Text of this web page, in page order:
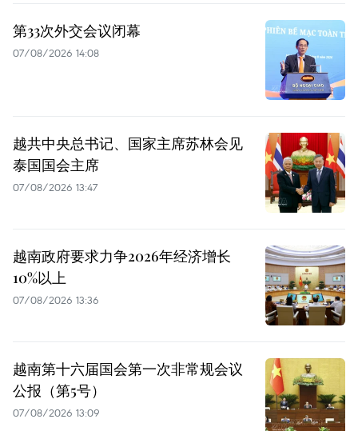
第33次外交会议闭幕
07/08/2026 14:08
越共中央总书记、国家主席苏林会见
泰国国会主席
07/08/2026 13:47
越南政府要求力争2026年经济增长
10%以上
07/08/2026 13:36
越南第十六届国会第一次非常规会议
公报（第5号）
07/08/2026 13:09